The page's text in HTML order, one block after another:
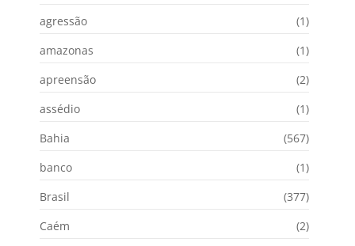
agressão
(1)
amazonas
(1)
apreensão
(2)
assédio
(1)
Bahia
(567)
banco
(1)
Brasil
(377)
Caém
(2)